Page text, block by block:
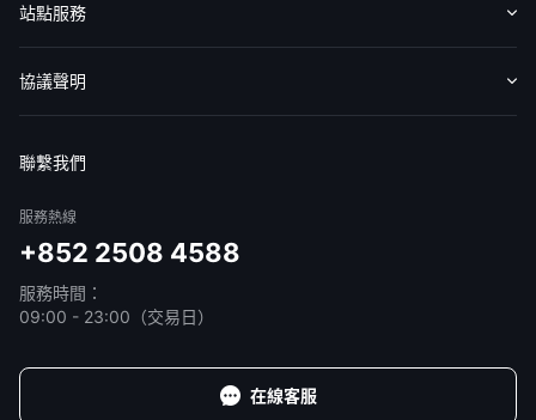
認識華盛
媒體報導
意見反饋
站點服務
收費標準
交易工具
幫助中心
協議聲明
聯繫我們
服務熱線
+852 2508 4588
服務時間：
09:00 - 23:00（交易日）
在線客服